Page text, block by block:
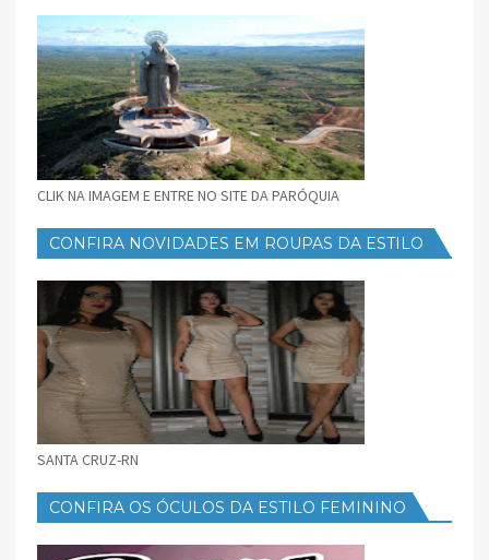
CLIK NA IMAGEM E ENTRE NO SITE DA PARÓQUIA
CONFIRA NOVIDADES EM ROUPAS DA ESTILO
SANTA CRUZ-RN
CONFIRA OS ÓCULOS DA ESTILO FEMININO